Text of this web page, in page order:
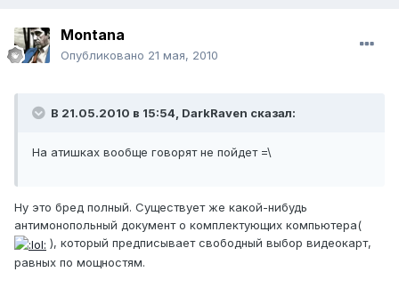
Montana
Опубликовано 21 мая, 2010
В 21.05.2010 в 15:54, DarkRaven сказал:
На атишках вообще говорят не пойдет =\
Ну это бред полный. Существует же какой-нибудь
антимонопольный документ о комплектующих компьютера(
), который предписывает свободный выбор видеокарт,
равных по мощностям.